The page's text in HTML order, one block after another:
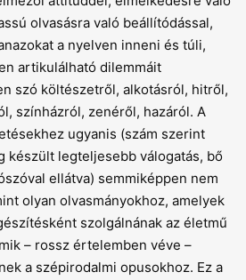
olvasásra való beállítódással,
a nyelven inneni és túli,
artikulálható dilemmáit
szó költészetről, alkotásról, hitről,
színházról, zenéről, hazáról. A
ugyanis (szám szerint
készült legteljesebb válogatás, bő
ellátva) semmiképpen nem
olyan olvasmányokhoz, amelyek
szolgálnának az életmű
– rossz értelemben véve –
a szépirodalmi opusokhoz. Ez a